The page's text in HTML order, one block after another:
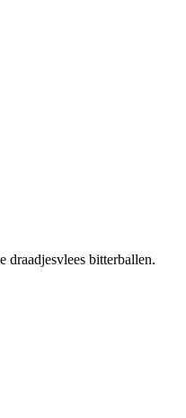
draadjesvlees bitterballen.